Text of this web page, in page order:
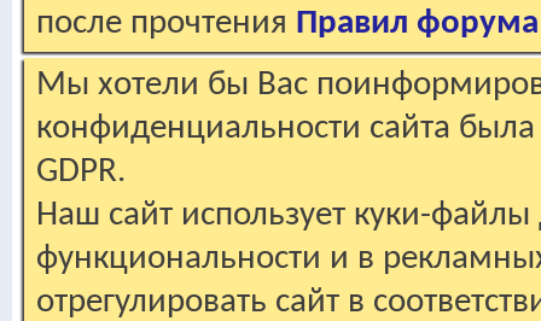
после прочтения Правил форума
Мы хотели бы Вас
конфиденциальности сайта
GDPR.
Наш сайт использует куки-файлы
функциональности и в
отрегулировать сайт в